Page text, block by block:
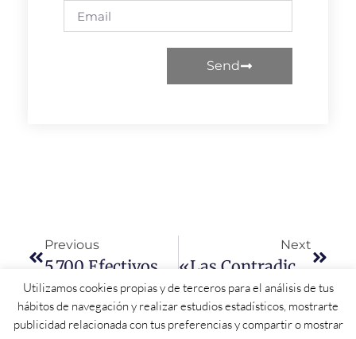
Send
Previous Next
«Las Contradicciones, La Negligencia Y Los Errores De Mañueco» Llegan Al Congreso Como El Ejemplo «de Lo Que Nunca Se Debe Hacer En La Extinción De Incendios»
Utilizamos cookies propias y de terceros para el análisis de tus
hábitos de navegación y realizar estudios estadísticos, mostrarte
publicidad relacionada con tus preferencias y compartir o mostrar